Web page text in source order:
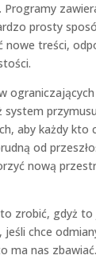
prosty
nowe treści,
aby każdy kto
od
nową
zrobić, gdyż
jeśli chce
ma nas